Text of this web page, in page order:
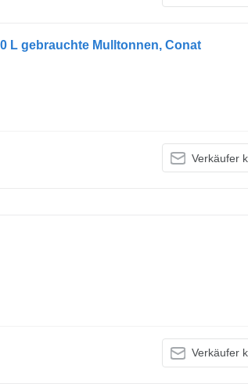
L gebrauchte Mulltonnen, Conat
Verkäufer
Verkäufer